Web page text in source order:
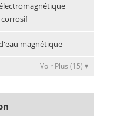
magnétique
Voir Plus (15) ▾